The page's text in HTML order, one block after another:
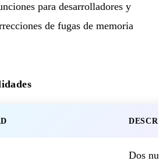
para desarrolladores y
de fugas de memoria
Dos